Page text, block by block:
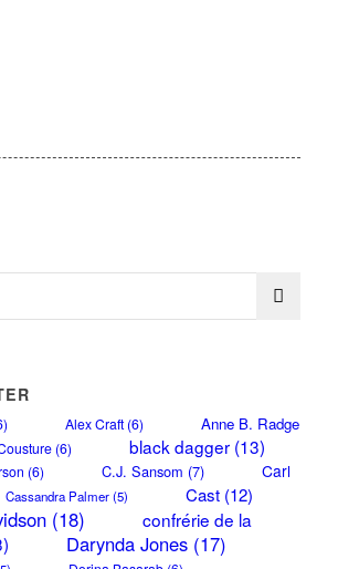
Alex Craft(6)
Anne B. Radge
(6) black dagger(13)
(6) C.J. Sansom (7)
Carl
Cassandra Palmer(5) Cast(12)
(18)
confrérie de la
Darynda Jones(17)